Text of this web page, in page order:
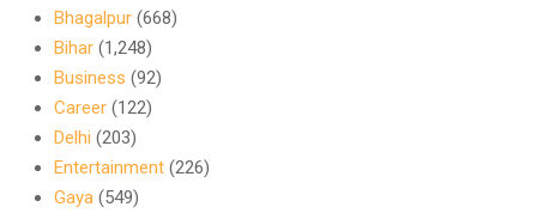
Bhagalpur (668)
Bihar (1,248)
Business (92)
Career (122)
Delhi (203)
Entertainment (226)
Gaya (549)